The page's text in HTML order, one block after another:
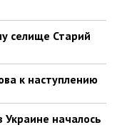
селище Старий
к наступлению
Украине началось